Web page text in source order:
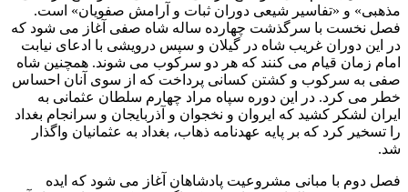
مذهبی» و «تفاسیر شیعی دوران ثبات و آرامش صفویان» است.
فصل نخست با سرگذشت چهارده ساله شاه صفی آغاز می شود که
در این دوران غریب شاه در گیلان و سپس درویشی با ادعای نیابت
امام زمان قیام می کنند که هر دو سرکوب می شوند. همچنین شاه
صفی به سرکوب و کشتن کسانی پرداخت که از سوی آنان احساس
خطر می کرد. در این دوره سپاه مراد چهارم سلطان عثمانی به
ایران لشکر کشید که ایروان و نخجوان و آذربایجان و سرانجام بغداد
را تسخیر کرد که بر پایه عهدنامه ذهاب، بغداد به عثمانیان واگذار
شد.
فصل دوم با مبانی مشروعیت پادشاهان آغاز می شود که ایده